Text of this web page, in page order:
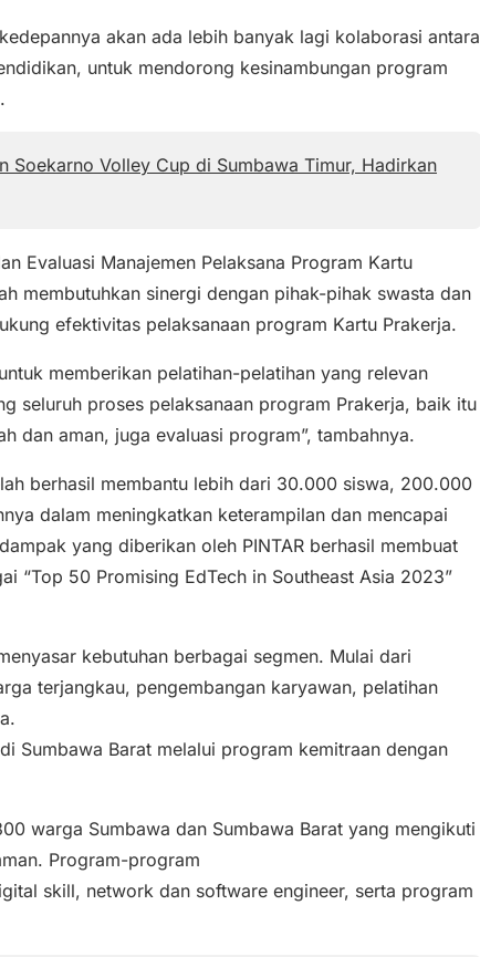
akan ada lebih banyak lagi kolaborasi antara
untuk mendorong kesinambungan program
Soekarno Volley Cup di Sumbawa Timur, Hadirkan
Evaluasi Manajemen Pelaksana Program Kartu
membutuhkan sinergi dengan pihak-pihak swasta dan
efektivitas pelaksanaan program Kartu Prakerja.
memberikan pelatihan-pelatihan yang relevan
seluruh proses pelaksanaan program Prakerja, baik itu
dan aman, juga evaluasi program”, tambahnya.
berhasil membantu lebih dari 30.000 siswa, 200.000
dalam meningkatkan keterampilan dan mencapai
yang diberikan oleh PINTAR berhasil membuat
“Top 50 Promising EdTech in Southeast Asia 2023”
kebutuhan berbagai segmen. Mulai dari
terjangkau, pengembangan karyawan, pelatihan
Sumbawa Barat melalui program kemitraan dengan
warga Sumbawa dan Sumbawa Barat yang mengikuti
Program-program
skill, network dan software engineer, serta program